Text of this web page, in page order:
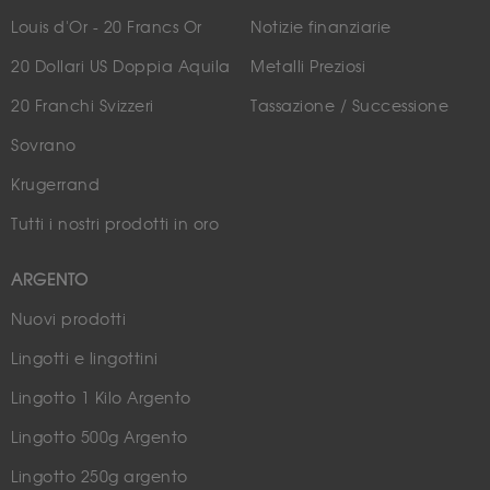
Louis d'Or - 20 Francs Or
20 Dollari US Doppia Aquila
20 Franchi Svizzeri
Sovrano
Krugerrand
Tutti i nostri prodotti in oro
ARGENTO
Nuovi prodotti
Lingotti e lingottini
Lingotto 1 Kilo Argento
Lingotto 500g Argento
Lingotto 250g argento
Notizie finanziarie
Metalli Preziosi
Tassazione / Successione